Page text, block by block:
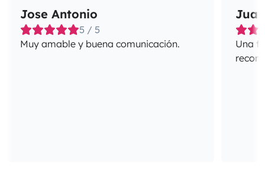
Jose Antonio
5 / 5
Muy amable y buena comunicación.
Una